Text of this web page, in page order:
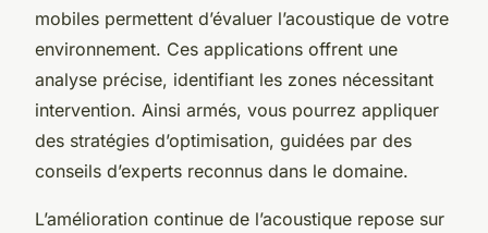
mobiles permettent d’évaluer l’acoustique de votre
environnement. Ces applications offrent une
analyse précise, identifiant les zones nécessitant
intervention. Ainsi armés, vous pourrez appliquer
des stratégies d’optimisation, guidées par des
conseils d’experts reconnus dans le domaine.
L’amélioration continue de l’acoustique repose sur